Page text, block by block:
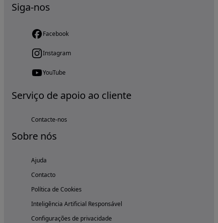
Siga-nos
Facebook
Instagram
YouTube
Serviço de apoio ao cliente
Contacte-nos
Sobre nós
Ajuda
Contacto
Política de Cookies
Inteligência Artificial Responsável
Configurações de privacidade